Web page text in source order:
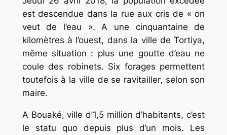
est descendue dans la rue aux cris de « on
veut de l’eau ». A une cinquantaine de
kilomètres à l’ouest, dans la ville de Tortiya,
même situation : plus une goutte d’eau ne
coule des robinets. Six forages permettent
toutefois à la ville de se ravitailler, selon son
maire.
A Bouaké, ville d’1,5 million d’habitants, c’est
le statu quo depuis plus d’un mois. Les